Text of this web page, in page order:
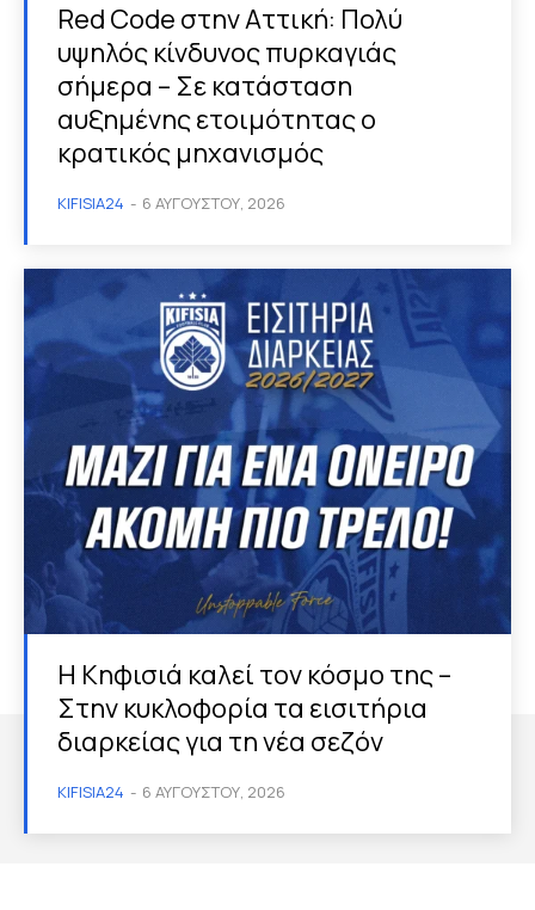
Red Code στην Αττική: Πολύ
υψηλός κίνδυνος πυρκαγιάς
σήμερα – Σε κατάσταση
αυξημένης ετοιμότητας ο
κρατικός μηχανισμός
KIFISIA24 - 6 ΑΥΓΟΎΣΤΟΥ, 2026
Η Κηφισιά καλεί τον κόσμο της –
Στην κυκλοφορία τα εισιτήρια
διαρκείας για τη νέα σεζόν
KIFISIA24 - 6 ΑΥΓΟΎΣΤΟΥ, 2026